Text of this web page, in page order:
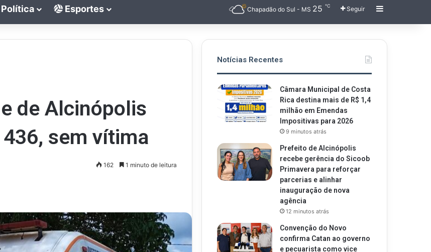
Política Esportes Chapadão do Sul - MS 25 ℃ Seguir Barra Lateral
de Alcinópolis
sem vítima
162 1 minuto de leitura
Notícias Recentes
Câmara Municipal de Costa
Rica destina mais de R$ 1,4
milhão em Emendas
Impositivas para 2026
9 minutos atrás
Prefeito de Alcinópolis
recebe gerência do Sicoob
Primavera para reforçar
parcerias e alinhar
inauguração de nova
agência
12 minutos atrás
Convenção do Novo
confirma Catan ao governo
e pecuarista como vice